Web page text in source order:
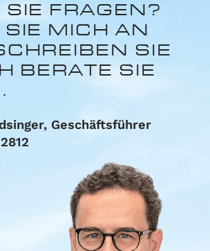
SIE FRAGEN?
SIE MICH AN
SIE
BERATE SIE
Geschäftsführer